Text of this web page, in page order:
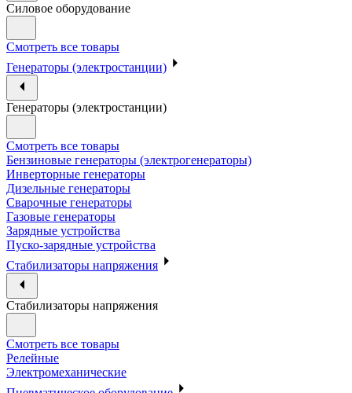
Силовое оборудование
Смотреть все товары
Генераторы (электростанции)
Генераторы (электростанции)
Смотреть все товары
Бензиновые генераторы (электрогенераторы)
Инверторные генераторы
Дизельные генераторы
Сварочные генераторы
Газовые генераторы
Зарядные устройства
Пуско-зарядные устройства
Стабилизаторы напряжения
Стабилизаторы напряжения
Смотреть все товары
Релейные
Электромеханические